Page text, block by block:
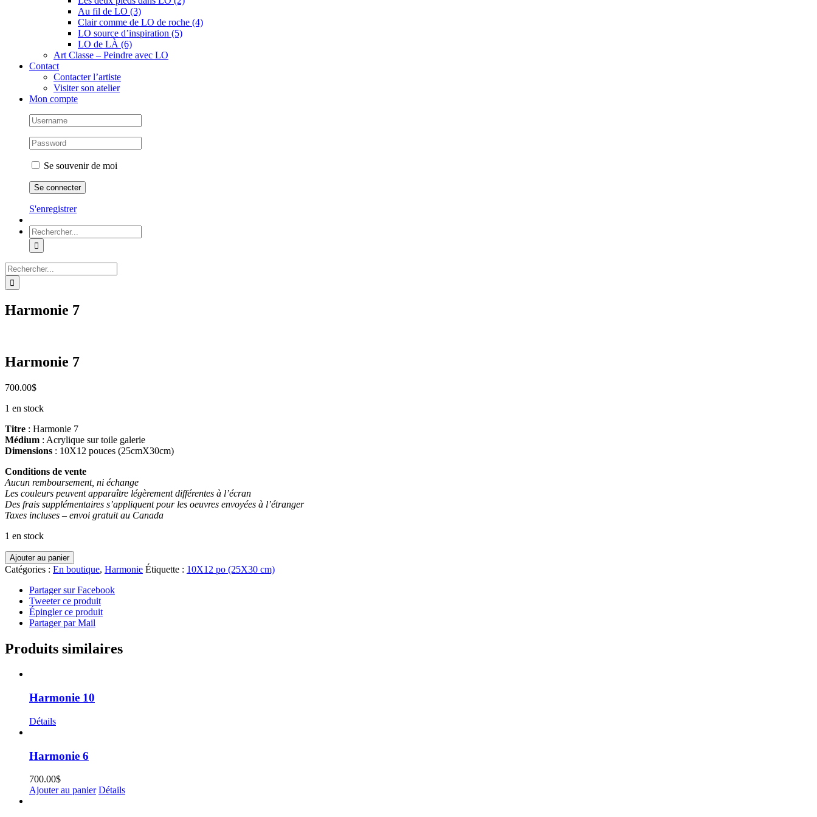
Au fil de LO (3)
Clair comme de LO de roche (4)
LO source d’inspiration (5)
LO de LÀ (6)
Art Classe – Peindre avec LO
Contact
Contacter l’artiste
Visiter son atelier
Mon compte
Se souvenir de moi
S'enregistrer
Rechercher:
Rechercher:
Harmonie 7
Harmonie 7
700.00$
1 en stock
Titre : Harmonie 7
Médium : Acrylique sur toile galerie
Dimensions : 10X12 pouces (25cmX30cm)
Conditions de vente
Aucun remboursement, ni échange
Les couleurs peuvent apparaître légèrement différentes à l’écran
Des frais supplémentaires s’appliquent pour les oeuvres envoyées à l’étranger
Taxes incluses – envoi gratuit au Canada
1 en stock
quantité
de
Harmonie
Ajouter au panier
Catégories : En boutique, Harmonie Étiquette : 10X12 po (25X30 cm)
Partager sur Facebook
Tweeter ce produit
Épingler ce produit
Partager par Mail
Produits similaires
Harmonie 10
Détails
Harmonie 6
700.00$
Ajouter au panier Détails